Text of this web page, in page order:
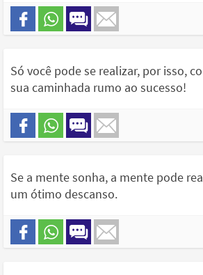
Só você pode se realizar, por isso,
sua caminhada rumo ao sucesso!
Se a mente sonha, a mente pode
um ótimo descanso.